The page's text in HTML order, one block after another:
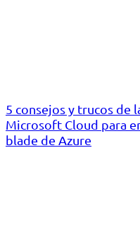
5 consejos y trucos de
Microsoft Cloud para
blade de Azure